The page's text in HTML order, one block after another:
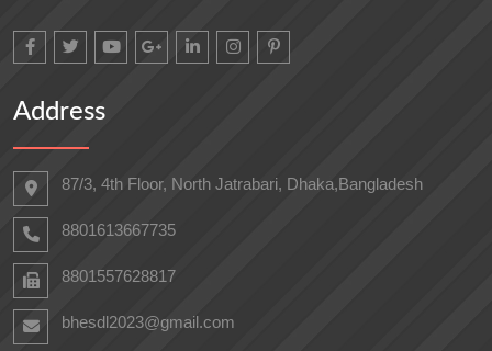
Address
87/3, 4th Floor, North Jatrabari, Dhaka,Bangladesh
8801613667735
8801557628817
bhesdl2023@gmail.com